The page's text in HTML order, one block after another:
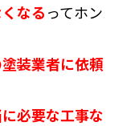
なるってホン
装業者に依頼
必要な工事な